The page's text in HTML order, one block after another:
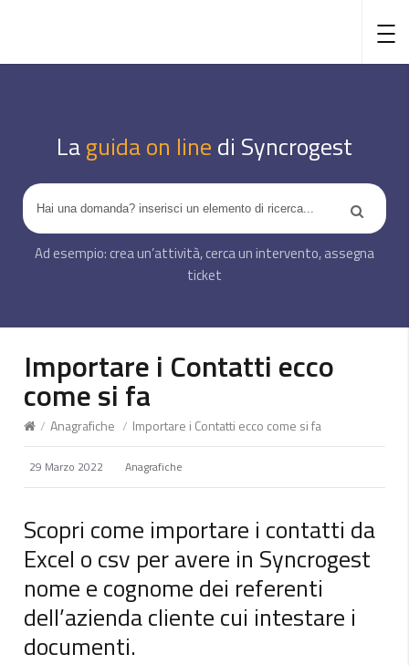
Laguida on line di Syncrogest
Importare i Contatti ecco
come si fa
/ Anagrafiche / Importare i Contatti ecco come si fa
29 Marzo 2022 Anagrafiche
Scopri come importare i contatti da
Excel o csv per avere in Syncrogest
nome e cognome dei referenti
dell’azienda cliente cui intestare i
documenti.